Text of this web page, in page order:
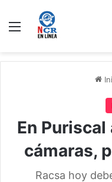
Menú
En
cámaras,
Racsa hoy